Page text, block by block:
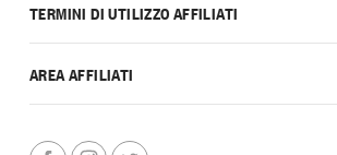
TERMINI DI UTILIZZO AFFILIATI
AREA AFFILIATI